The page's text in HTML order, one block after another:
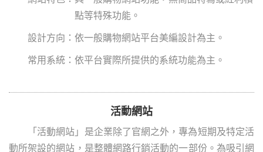
點等特殊功能。
依一般購物網站平台美編設計為主。
依平台實際所提供的系統功能為主。
活動網站
「活動網站」是企業除了官網之外，專為短期及特定活
動所架設的網站，是整體網路行銷活動的一部份。為吸引網